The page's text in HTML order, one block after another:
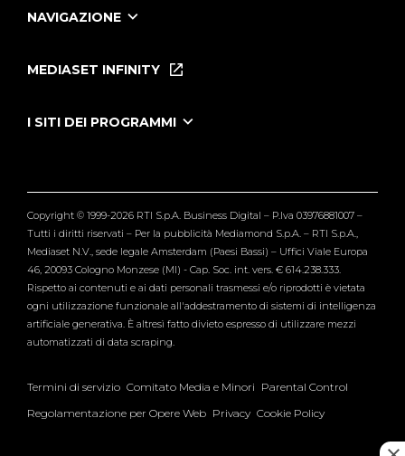
NAVIGAZIONE
Le Iene Presentano Inside
Tutti i servizi
MEDIASET INFINITY
I SITI DEI PROGRAMMI
Verissimo
Copyright © 1999-2026 RTI S.p.A. Business Digital – P.Iva 03976881007 –
Tutti i diritti riservati – Per la pubblicità Mediamond S.p.A. – RTI S.p.A.,
Mediaset N.V., sede legale Amsterdam (Paesi Bassi) – Uffici Viale Europa
46, 20093 Cologno Monzese (MI) - Cap. Soc. int. vers. € 614.238.333.
Rispetto ai contenuti e ai dati personali trasmessi e/o riprodotti è vietata
ogni utilizzazione funzionale all'addestramento di sistemi di intelligenza
artificiale generativa. È altresì fatto divieto espresso di utilizzare mezzi
automatizzati di data scraping.
Termini di servizio Comitato Media e Minori Parental Control
Regolamentazione per Opere Web Privacy Cookie Policy